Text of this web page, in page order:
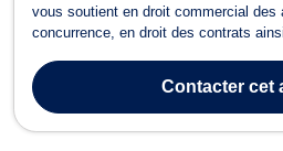
vous soutient en droit commercial des
concurrence, en droit des contrats
de la famille. En droit commercial, des
concurrence, Maître ALVAREZ vo...
Contactercet